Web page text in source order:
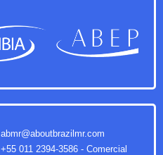
abmr@aboutbrazilmr.com
+55 011 2394-3586 - Comercial